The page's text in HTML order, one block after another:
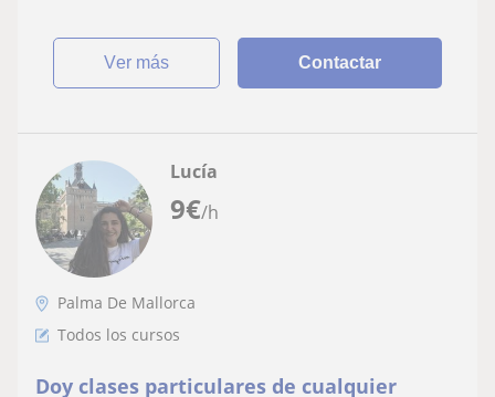
ver más Contactar
9€/h
Lucía
Palma De Mallorca
Todos los cursos
Doy clases particulares de cualquier